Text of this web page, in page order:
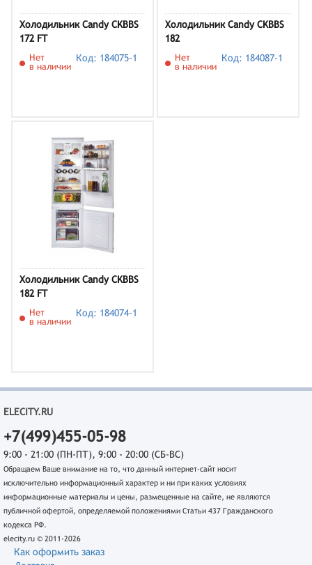
Холодильник Candy CKBBS
172 FT
Нет
в наличии
Код: 184075-1
Холодильник Candy CKBBS
182
Нет
в наличии
Код: 184087-1
Холодильник Candy CKBBS
182 FT
Нет
в наличии
Код: 184074-1
ELECITY.RU
+7(499)455-05-98
9:00 - 21:00 (ПН-ПТ), 9:00 - 20:00 (СБ-ВС)
Обращаем Ваше внимание на то, что данный интернет-сайт носит
исключительно информационный характер и ни при каких условиях
информационные материалы и цены, размещенные на сайте, не являются
публичной офертой, определяемой положениями Статьи 437 Гражданского
кодекса РФ.
elecity.ru © 2011-2026
Как оформить заказ